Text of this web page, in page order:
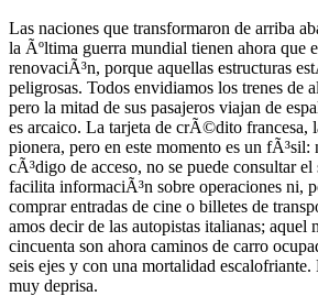
Las naciones que transformaron de arriba
la Ãºltima guerra mundial tienen ahora que
renovaciÃ³n, porque aquellas estructuras
peligrosas. Todos envidiamos los trenes de
pero la mitad de sus pasajeros viajan de
es arcaico. La tarjeta de crÃ©dito francesa,
pionera, pero en este momento es un fÃ³sil:
cÃ³digo de acceso, no se puede consultar
facilita informaciÃ³n sobre operaciones ni,
comprar entradas de cine o billetes de
amos decir de las autopistas italianas; aquel
cincuenta son ahora caminos de carro
seis ejes y con una mortalidad
muy deprisa.